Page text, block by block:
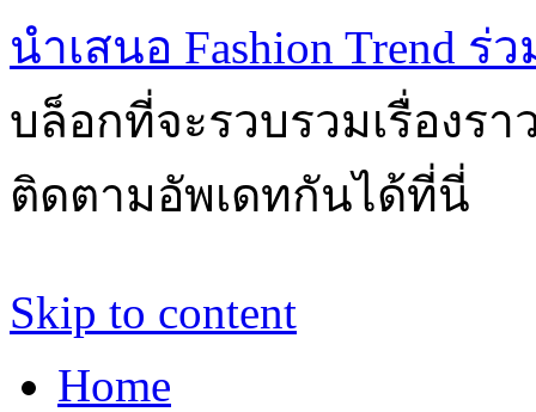
นำเสนอ Fashion Trend
บล็อกที่จะรวบรวมเรื่องร
ติดตามอัพเดทกันได้ที่นี่
Skip to content
Home